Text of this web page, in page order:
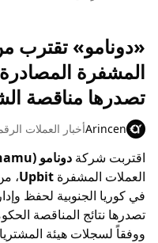
«دونامو» تقترب
المشفرة المصادرة
تصدرها مناقصة
Arincenأخبار العملات
اقتربت شركة دونامو (Dunamu)
العملات المشفرة Upbit،
في كوريا الجنوبية لحفظ
تصدرها نتائج المناقصة
ووفقاً لسجلات هيئة